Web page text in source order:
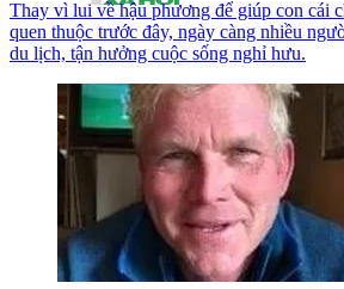
Thay vì lui về hậu phương để giúp con cái
quen thuộc trước đây, ngày càng nhiều
du lịch, tận hưởng cuộc sống nghỉ hưu.